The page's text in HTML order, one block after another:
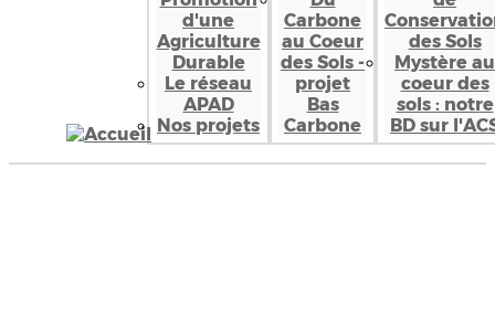
d'une
Agriculture
Durable
Le réseau
APAD
Nos projets
Carbone
au Coeur
des Sols -
projet
Bas
Carbone
des Sols
Mystère au
coeur des
sols : notre
BD sur